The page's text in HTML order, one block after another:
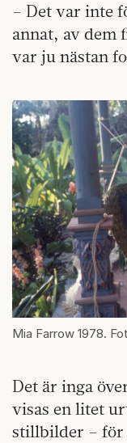
– Det var inte
annat, av dem
var ju nästan
Mia Farrow 1978.
Det är inga
visas en litet
stillbilder – för